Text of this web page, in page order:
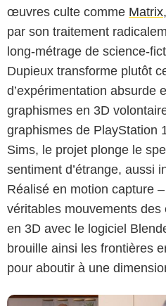
œuvres culte comme Matrix
par son traitement
long-métrage de science-
Dupieux transforme plutôt
d’expérimentation absurde
graphismes en 3D
graphismes de PlayStation
Sims, le projet plonge le
sentiment d’étrange, aussi
Réalisé en motion capture
véritables mouvements
en 3D avec le logiciel
brouille ainsi les frontières
pour aboutir à une